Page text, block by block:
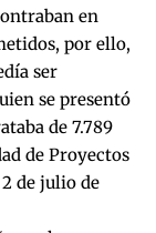
en
por ello,
ser
se presentó
de 7.789
de Proyectos
de julio de